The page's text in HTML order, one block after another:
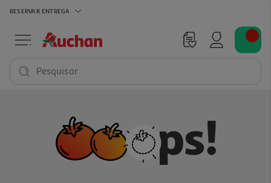
RESERVAR ENTREGA
Pesquisar